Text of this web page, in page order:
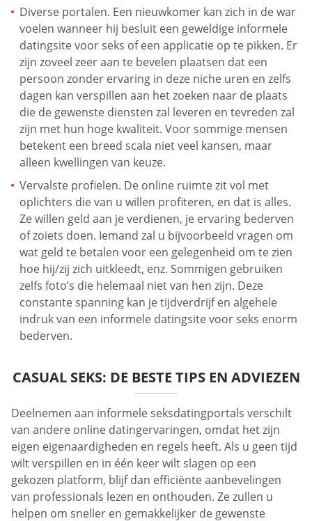
Diverse portalen. Een nieuwkomer kan zich in de war
voelen wanneer hij besluit een geweldige informele
datingsite voor seks of een applicatie op te pikken. Er
zijn zoveel zeer aan te bevelen plaatsen dat een
persoon zonder ervaring in deze niche uren en zelfs
dagen kan verspillen aan het zoeken naar de plaats
die de gewenste diensten zal leveren en tevreden zal
zijn met hun hoge kwaliteit. Voor sommige mensen
betekent een breed scala niet veel kansen, maar
alleen kwellingen van keuze.
Vervalste profielen. De online ruimte zit vol met
oplichters die van u willen profiteren, en dat is alles.
Ze willen geld aan je verdienen, je ervaring bederven
of zoiets doen. Iemand zal u bijvoorbeeld vragen om
wat geld te betalen voor een gelegenheid om te zien
hoe hij/zij zich uitkleedt, enz. Sommigen gebruiken
zelfs foto’s die helemaal niet van hen zijn. Deze
constante spanning kan je tijdverdrijf en algehele
indruk van een informele datingsite voor seks enorm
bederven.
CASUAL SEKS: DE BESTE TIPS EN ADVIEZEN
Deelnemen aan informele seksdatingportals verschilt
van andere online datingervaringen, omdat het zijn
eigen eigenaardigheden en regels heeft. Als u geen tijd
wilt verspillen en in één keer wilt slagen op een
gekozen platform, blijf dan efficiënte aanbevelingen
van professionals lezen en onthouden. Ze zullen u
helpen om sneller en gemakkelijker de gewenste